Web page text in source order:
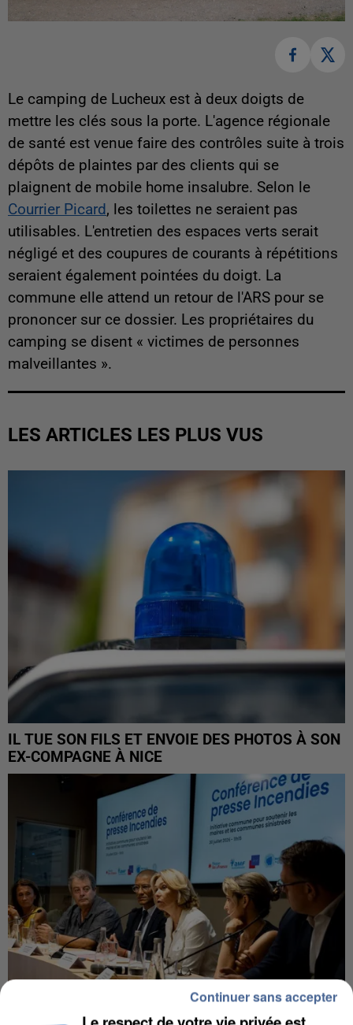
Le camping de Lucheux est à deux doigts de
mettre les clés sous la porte. L'agence régionale
de santé est venue faire des contrôles suite à trois
dépôts de plaintes par des clients qui se
plaignent de mobile home insalubre. Selon le
Courrier Picard, les toilettes ne seraient pas
utilisables. L'entretien des espaces verts serait
négligé et des coupures de courants à répétitions
seraient également pointées du doigt. La
commune elle attend un retour de l'ARS pour se
prononcer sur ce dossier. Les propriétaires du
camping se disent « victimes de personnes
malveillantes ».
LES ARTICLES LES PLUS VUS
IL TUE SON FILS ET ENVOIE DES PHOTOS À SON
EX-COMPAGNE À NICE
Continuer sans accepter